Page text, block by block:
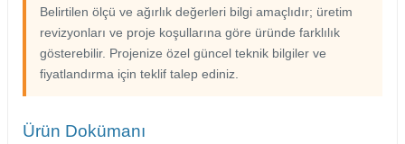
Belirtilen ölçü ve ağırlık değerleri bilgi amaçlıdır; üretim
revizyonları ve proje koşullarına göre üründe farklılık
gösterebilir. Projenize özel güncel teknik bilgiler ve
fiyatlandırma için teklif talep ediniz.
Ürün Dokümanı